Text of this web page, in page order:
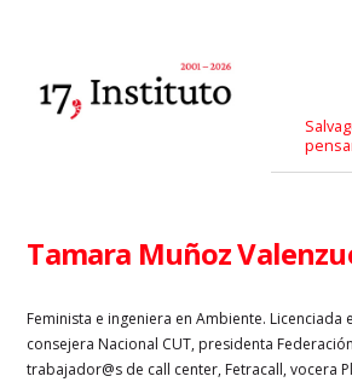
Tamara Muñoz
Feminista e ingeniera en Ambiente. Licenciada
consejera Nacional CUT, presidenta
trabajador@s de call center, Fetracall, vocera